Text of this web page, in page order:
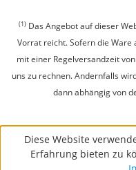
(1) Das Angebot auf dieser
Vorrat reicht. Sofern die
mit einer Regelversandzeit
uns zu rechnen. Andernfalls
dann abhängig von
Diese Website
Erfahrung bieten zu